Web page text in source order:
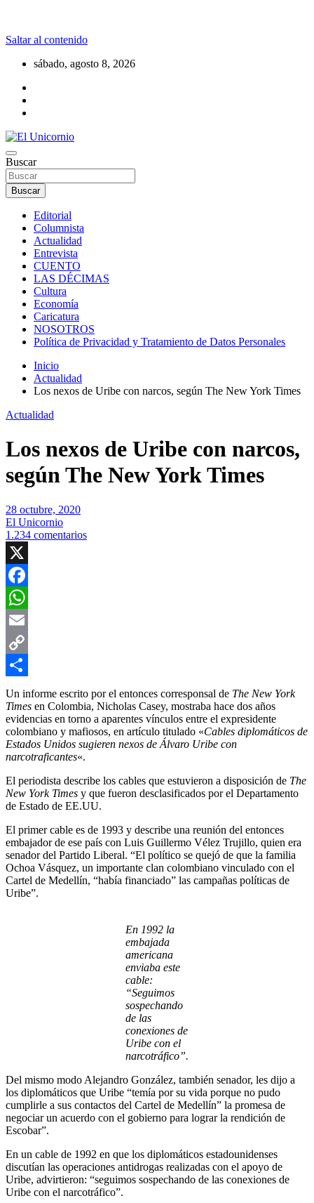
Saltar al contenido
sábado, agosto 8, 2026
El Unicornio
La realidad supera la fantasía
Buscar
Buscar
Editorial
Columnista
Actualidad
Entrevista
CUENTO
LAS DÉCIMAS
Cultura
Economía
Caricatura
NOSOTROS
Política de Privacidad y Tratamiento de Datos Personales
Inicio
Actualidad
Los nexos de Uribe con narcos, según The New York Times
Actualidad
Los nexos de Uribe con narcos,
según The New York Times
28 octubre, 2020
El Unicornio
1.234 comentarios
X
Facebook
WhatsApp
Email
Copy
Link
Compartir
Un informe escrito por el entonces corresponsal de The New York
Times en Colombia, Nicholas Casey, mostraba hace dos años
evidencias en torno a aparentes vínculos entre el expresidente
colombiano y mafiosos, en artículo titulado «Cables diplomáticos de
Estados Unidos sugieren nexos de Álvaro Uribe con
narcotraficantes«.
El periodista describe los cables que estuvieron a disposición de The
New York Times y que fueron desclasificados por el Departamento
de Estado de EE.UU.
El primer cable es de 1993 y describe una reunión del entonces
embajador de ese país con Luis Guillermo Vélez Trujillo, quien era
senador del Partido Liberal. “El político se quejó de que la familia
Ochoa Vásquez, un importante clan colombiano vinculado con el
Cartel de Medellín, “había financiado” las campañas políticas de
Uribe”.
En 1992 la
embajada
americana
enviaba este
cable:
“Seguimos
sospechando
de las
conexiones de
Uribe con el
narcotráfico”.
Del mismo modo Alejandro González, también senador, les dijo a
los diplomáticos que Uribe “temía por su vida porque no pudo
cumplirle a sus contactos del Cartel de Medellín” la promesa de
negociar un acuerdo con el gobierno para lograr la rendición de
Escobar”.
En un cable de 1992 en que los diplomáticos estadounidenses
discutían las operaciones antidrogas realizadas con el apoyo de
Uribe, advirtieron: “seguimos sospechando de las conexiones de
Uribe con el narcotráfico”.